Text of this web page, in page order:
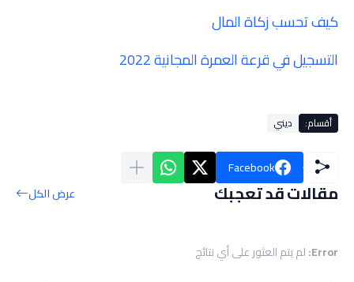
كيف تحسب زكاة المال
التسجيل في قرعة العمرة المجانية 2022
أقسام: ديني
Facebook
مقالات قد تعجبك عرض الكل
Error: لم يتم العثور على أي نتائج